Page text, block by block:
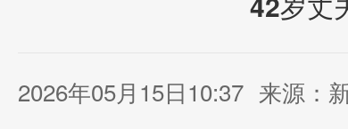
2026年05月15日10:37 来源：